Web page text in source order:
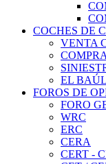
COCHES DE
VENTA
EL
FOROS DE
FORO
WRC
ERC
CERA
CERT -